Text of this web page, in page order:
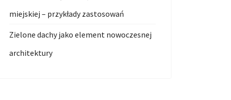
miejskiej – przykłady zastosowań
Zielone dachy jako element nowoczesnej
architektury